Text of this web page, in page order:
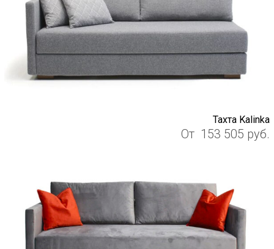
Тахта Kalinka
От 153 505 руб.